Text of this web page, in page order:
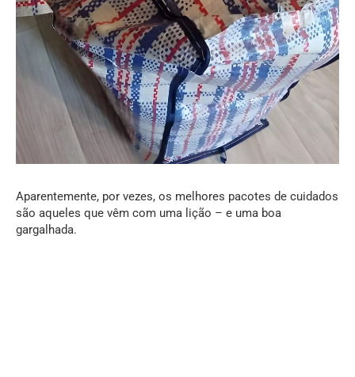
Aparentemente, por vezes, os melhores pacotes de cuidados
são aqueles que vêm com uma lição – e uma boa
gargalhada.